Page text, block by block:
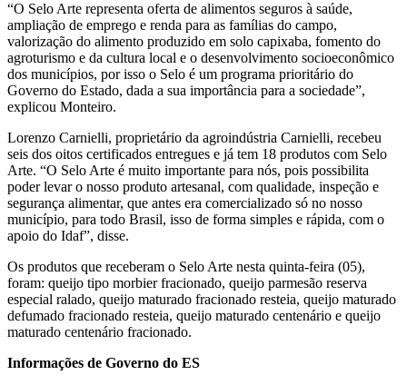
“O Selo Arte representa oferta de alimentos seguros à saúde,
ampliação de emprego e renda para as famílias do campo,
valorização do alimento produzido em solo capixaba, fomento do
agroturismo e da cultura local e o desenvolvimento socioeconômico
dos municípios, por isso o Selo é um programa prioritário do
Governo do Estado, dada a sua importância para a sociedade”,
explicou Monteiro.
Lorenzo Carnielli, proprietário da agroindústria Carnielli, recebeu
seis dos oitos certificados entregues e já tem 18 produtos com Selo
Arte. “O Selo Arte é muito importante para nós, pois possibilita
poder levar o nosso produto artesanal, com qualidade, inspeção e
segurança alimentar, que antes era comercializado só no nosso
município, para todo Brasil, isso de forma simples e rápida, com o
apoio do Idaf”, disse.
Os produtos que receberam o Selo Arte nesta quinta-feira (05),
foram: queijo tipo morbier fracionado, queijo parmesão reserva
especial ralado, queijo maturado fracionado resteia, queijo maturado
defumado fracionado resteia, queijo maturado centenário e queijo
maturado centenário fracionado.
Informações de Governo do ES